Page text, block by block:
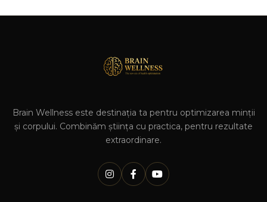
Brain Wellness este destinația ta pentru optimizarea minții
și corpului. Combinăm știința cu practica, pentru rezultate
extraordinare.